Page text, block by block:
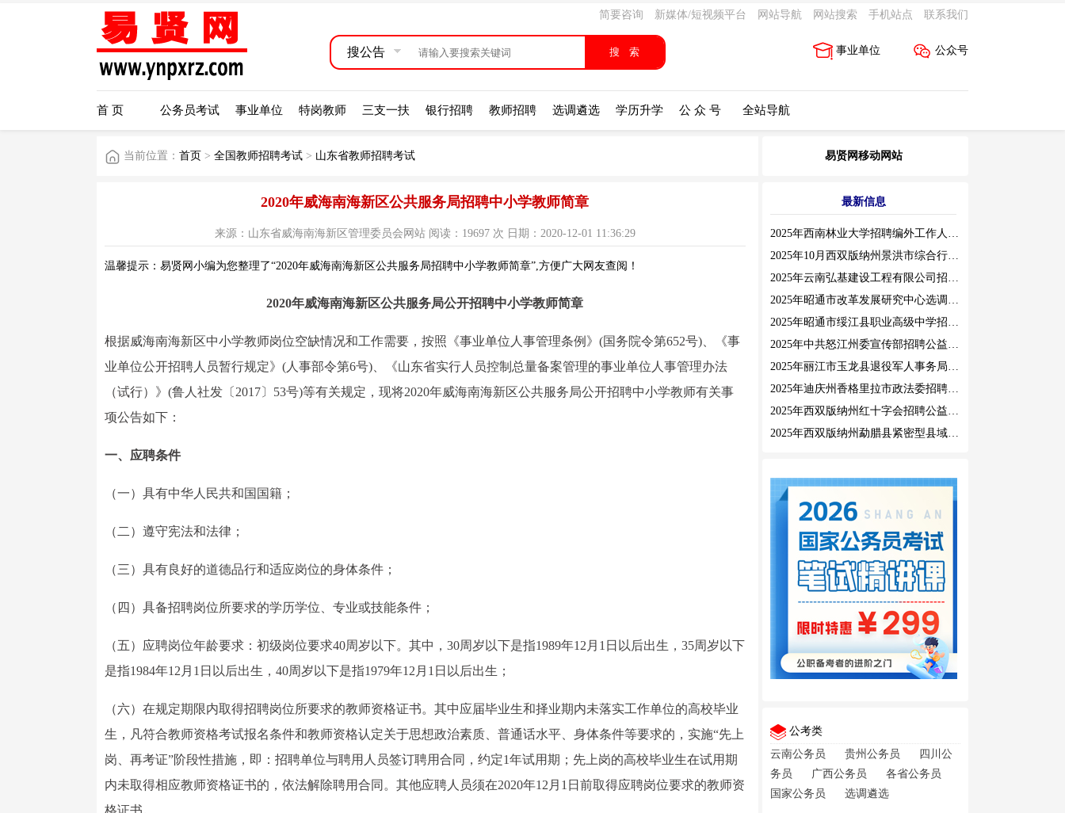
简要咨询 新媒体/短视频平台 网站导航 网站搜索 手机站点 联系我们
搜公告 公众号
事业单位
首 页 公务员考试 事业单位 特岗教师 三支一扶 银行招聘 教师招聘 选调遴选 学历升学 公 众 号 全站导航
当前位置： 首页 > 全国教师招聘考试 > 山东省教师招聘考试
2020年威海南海新区公共服务局招聘中小学教师简章
来源：山东省威海南海新区管理委员会网站 阅读：19697 次 日期：2020-12-01 11:36:29
温馨提示：易贤网小编为您整理了“2020年威海南海新区公共服务局招聘中小学教师简章”,方便广大网友查阅！
2020年威海南海新区公共服务局公开招聘中小学教师简章
根据威海南海新区中小学教师岗位空缺情况和工作需要，按照《事业单位人事管理条例》(国务院令第652号)、《事
业单位公开招聘人员暂行规定》(人事部令第6号)、《山东省实行人员控制总量备案管理的事业单位人事管理办法
（试行）》(鲁人社发〔2017〕53号)等有关规定，现将2020年威海南海新区公共服务局公开招聘中小学教师有关事
项公告如下：
一、应聘条件
（一）具有中华人民共和国国籍；
（二）遵守宪法和法律；
（三）具有良好的道德品行和适应岗位的身体条件；
（四）具备招聘岗位所要求的学历学位、专业或技能条件；
（五）应聘岗位年龄要求：初级岗位要求40周岁以下。其中，30周岁以下是指1989年12月1日以后出生，35周岁以下
是指1984年12月1日以后出生，40周岁以下是指1979年12月1日以后出生；
（六）在规定期限内取得招聘岗位所要求的教师资格证书。其中应届毕业生和择业期内未落实工作单位的高校毕业
生，凡符合教师资格考试报名条件和教师资格认定关于思想政治素质、普通话水平、身体条件等要求的，实施“先上
岗、再考证”阶段性措施，即：招聘单位与聘用人员签订聘用合同，约定1年试用期；先上岗的高校毕业生在试用期
内未取得相应教师资格证书的，依法解除聘用合同。其他应聘人员须在2020年12月1日前取得应聘岗位要求的教师资
格证书。
易贤网移动网站
最新信息
2025年西南林业大学招聘编外工作人员公告（三）
2025年10月西双版纳州景洪市综合行政执法局招聘人员公告
2025年云南弘基建设工程有限公司招聘公告
2025年昭通市改革发展研究中心选调工作人员职业素质测评通告
2025年昭通市绥江县职业高级中学招聘编外紧缺临聘数学教师公告
2025年中共怒江州委宣传部招聘公益性岗位公告
2025年丽江市玉龙县退役军人事务局公益性岗位招聘公告
2025年迪庆州香格里拉市政法委招聘公益性岗位公告
2025年西双版纳州红十字会招聘公益性岗位人员公告
2025年西双版纳州勐腊县紧密型县域医共体招聘编外人员公告
公考类
云南公务员
贵州公务员
四川公
务员
广西公务员
各省公务员
国家公务员
选调遴选